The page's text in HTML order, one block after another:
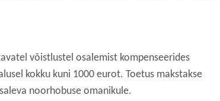
võistlustel osalemist kompenseerides
kokku kuni 1000 eurot. Toetus makstakse
noorhobuse omanikule.